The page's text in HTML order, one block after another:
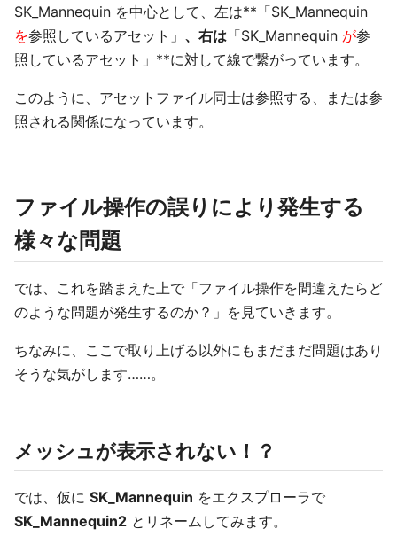
SK_Mannequin を中心として、左は**「SK_Mannequin
を参照しているアセット」 、右は 「SK_Mannequin が参
照しているアセット」**に対して線で繋がっています。
このように、アセットファイル同士は参照する、または参
照される関係になっています。
ファイル操作の誤りにより発生する
様々な問題
では、これを踏まえた上で「ファイル操作を間違えたらど
のような問題が発生するのか？」を見ていきます。
ちなみに、ここで取り上げる以外にもまだまだ問題はあり
そうな気がします……。
メッシュが表示されない！？
では、仮に SK_Mannequin をエクスプローラで
SK_Mannequin2 とリネームしてみます。